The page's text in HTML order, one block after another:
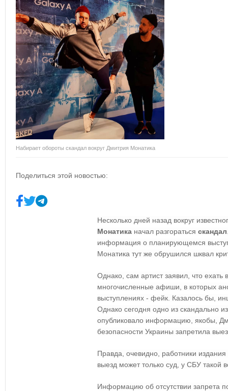
Набирает обороты скандал вокруг Дмитрия Монатика
Поделиться этой новостью:
Несколько дней назад вокруг
Монатика начал разгораться скандал
информация о планирующемся
Монатика тут же обрушился шквал
Однако, сам артист заявил, что ехать
многочисленные афиши, в которых
выступлениях - фейк. Казалось бы,
Однако сегодня одно из скандально
опубликовало информацию, якобы,
безопасности Украины запретила
Правда, очевидно, работники
выезд может только суд, у СБУ такой
Информацию об отсутствии запрета